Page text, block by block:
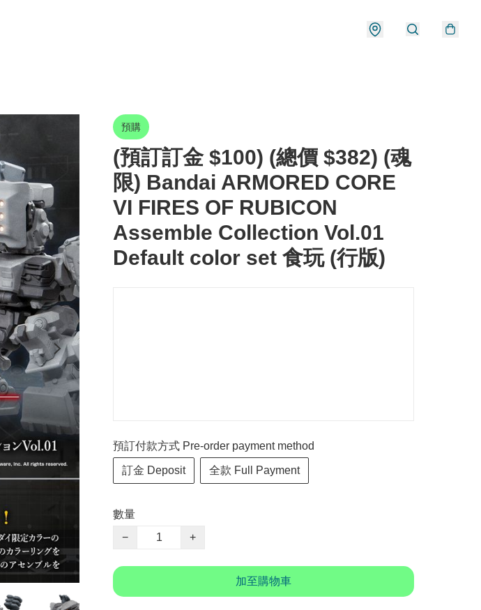
預購
(預訂訂金 $100) (總價 $382) (魂
限) Bandai ARMORED CORE
VI FIRES OF RUBICON
Assemble Collection Vol.01
Default color set 食玩 (行版)
預訂付款方式 Pre-order payment method
訂金 Deposit 全款 Full Payment
數量
−
+
加至購物車